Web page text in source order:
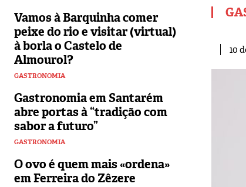
Vamos à Barquinha comer
peixe do rio e visitar (virtual)
à borla o Castelo de
Almourol?
GASTRONOMIA
Gastronomia em Santarém
abre portas à “tradição com
sabor a futuro”
GASTRONOMIA
O ovo é quem mais «ordena»
em Ferreira do Zêzere
10